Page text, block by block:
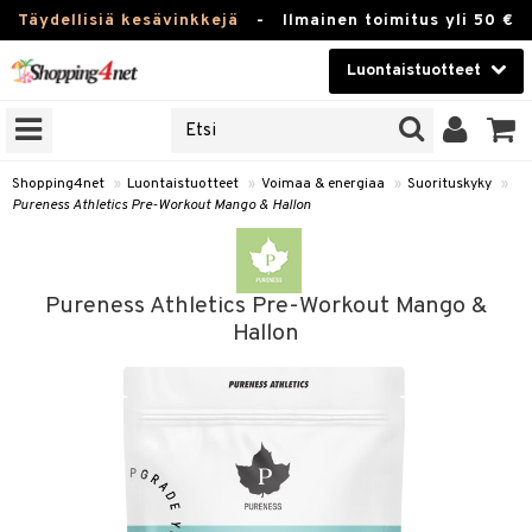
Täydellisiä kesävinkkejä - Ilmainen toimitus yli 50 €
Luontaistuotteet
Kauneudenhoito
Piilolinssit
Fitness
Lelut, Lapsi & Vauva
Tuotemerkkejä
Shopping4net » Luontaistuotteet » Voimaa & energiaa » Suorituskyky »
Pureness Athletics Pre-Workout Mango & Hallon
Pureness Athletics Pre-Workout Mango &
Hallon